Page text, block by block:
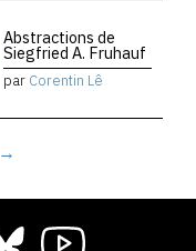
Abstractions de
Siegfried A. Fruhauf
par Corentin Lê
→